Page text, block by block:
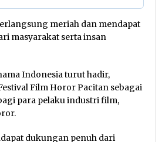
meriah dan mendapat
masyarakat serta insan
Indonesia turut hadir,
Film Horor Pacitan sebagai
para pelaku industri film,
dukungan penuh dari